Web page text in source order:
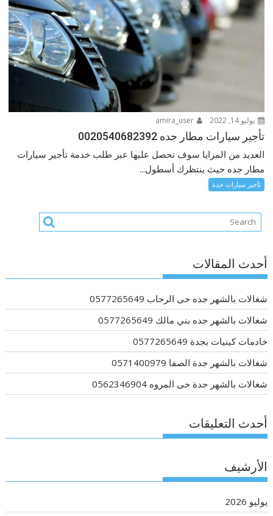
يوليو 14, 2022 amira_user
تأجير سيارات مطار جده 0020540682392
العديد من المزايا سوف تحصل عليها عبر طلب خدمة تأجير سيارات
مطار جده حيث ينتظرك أسطول...
تأجير سيارات جدة
أحدث المقالات
شغالات بالشهر جده حى الرحاب 0577265649
شغالات بالشهر جده بني مالك 0577265649
خادمات كينيات بجدة 0577265649
شغالات بالشهر جدة الصفا 0571400979
شغالات بالشهر جدة حى المروه 0562346904
أحدث التعليقات
الأرشيف
يوليو 2026